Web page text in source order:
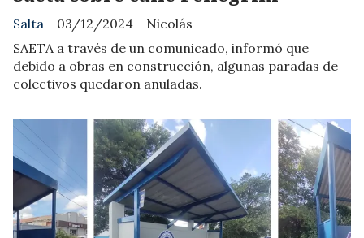
Nicolás
Salta
03/12/2024
SAETA a través de un comunicado, informó que
debido a obras en construcción, algunas paradas de
colectivos quedaron anuladas.